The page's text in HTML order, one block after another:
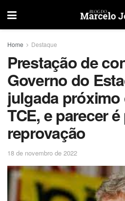
Home Destaque
Prestação de
Governo do
julgada próximo
TCE, e parecer
reprovação
18 de novembro de 2022